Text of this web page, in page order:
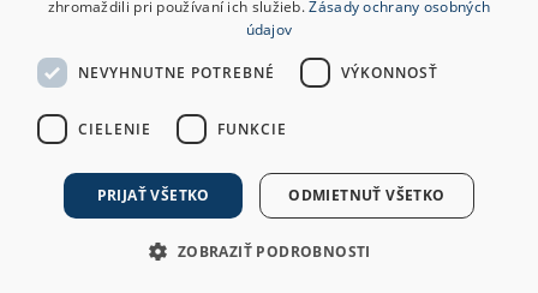
zhromaždili pri používaní ich služieb.Zásady ochrany osobných
údajov
NEVYHNUTNE POTREBNÉ VÝKONNOSŤ
CIELENIE FUNKCIE
PRIJAŤ VŠETKO ODMIETNUŤ VŠETKO
ZOBRAZIŤ PODROBNOSTI